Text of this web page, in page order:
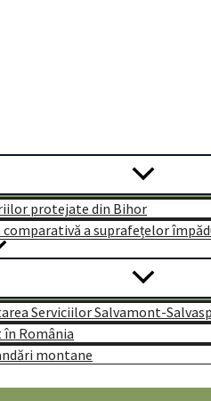
protejate din Bihor
comparativă a suprafețelor
Serviciilor Salvamont-
în România
montane